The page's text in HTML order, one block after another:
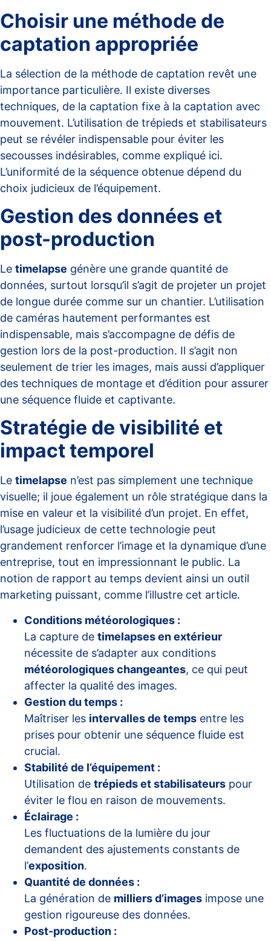
Choisir une méthode de
captation appropriée
La sélection de la méthode de captation revêt une
importance particulière. Il existe diverses
techniques, de la captation fixe à la captation avec
mouvement. L’utilisation de trépieds et stabilisateurs
peut se révéler indispensable pour éviter les
secousses indésirables, comme expliqué ici.
L’uniformité de la séquence obtenue dépend du
choix judicieux de l’équipement.
Gestion des données et
post-production
Le timelapse génère une grande quantité de
données, surtout lorsqu’il s’agit de projeter un projet
de longue durée comme sur un chantier. L’utilisation
de caméras hautement performantes est
indispensable, mais s’accompagne de défis de
gestion lors de la post-production. Il s’agit non
seulement de trier les images, mais aussi d’appliquer
des techniques de montage et d’édition pour assurer
une séquence fluide et captivante.
Stratégie de visibilité et
impact temporel
Le timelapse n’est pas simplement une technique
visuelle; il joue également un rôle stratégique dans la
mise en valeur et la visibilité d’un projet. En effet,
l’usage judicieux de cette technologie peut
grandement renforcer l’image et la dynamique d’une
entreprise, tout en impressionnant le public. La
notion de rapport au temps devient ainsi un outil
marketing puissant, comme l’illustre cet article.
Conditions météorologiques :
La capture de timelapses en extérieur
nécessite de s’adapter aux conditions
météorologiques changeantes, ce qui peut
affecter la qualité des images.
Gestion du temps :
Maîtriser les intervalles de temps entre les
prises pour obtenir une séquence fluide est
crucial.
Stabilité de l’équipement :
Utilisation de trépieds et stabilisateurs pour
éviter le flou en raison de mouvements.
Éclairage :
Les fluctuations de la lumière du jour
demandent des ajustements constants de
l’exposition.
Quantité de données :
La génération de milliers d’images impose une
gestion rigoureuse des données.
Post-production :